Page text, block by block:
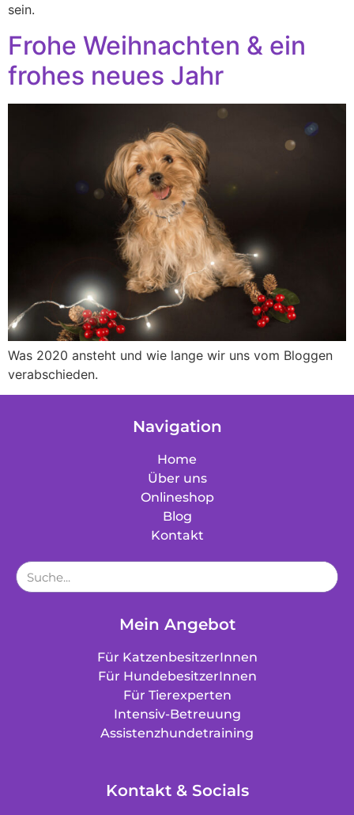
sein.
Frohe Weihnachten & ein
frohes neues Jahr
Was 2020 ansteht und wie lange wir uns vom Bloggen
verabschieden.
Navigation
Home
Über uns
Onlineshop
Blog
Kontakt
Mein Angebot
Für KatzenbesitzerInnen
Für HundebesitzerInnen
Für Tierexperten
Intensiv-Betreuung
Assistenzhundetraining
Kontakt & Socials